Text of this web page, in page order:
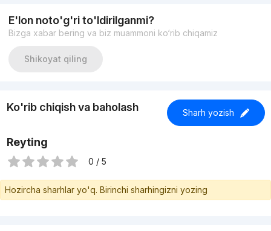
E'lon noto'g'ri to'ldirilganmi?
Bizga xabar bering va biz muammoni ko‘rib chiqamiz
Shikoyat qiling
Ko'rib chiqish va baholash Sharh yozish
Reyting
0 / 5
Hozircha sharhlar yo'q. Birinchi sharhingizni yozing